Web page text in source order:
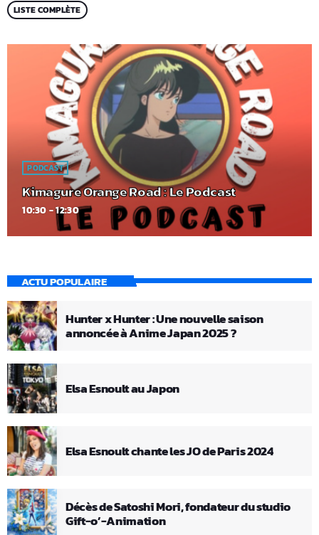
LISTE COMPLÈTE
PODCAST
Kimagure Orange Road : Le Podcast
10:30 - 12:30
ACTU POPULAIRE
Hunter x Hunter : Une nouvelle saison
annoncée à Anime Japan 2025 ?
Elsa Esnoult au Japon
Elsa Esnoult chante les JO de Paris 2024
Décès de Satoshi Mori, fondateur du studio
Gift-o’-Animation